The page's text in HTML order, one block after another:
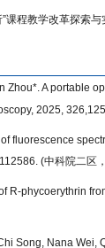
程教学改革探索与
Zhou*. A portable
2025,
fluorescence
(中科院二区，
R-phycoerythrin
Song, Nana